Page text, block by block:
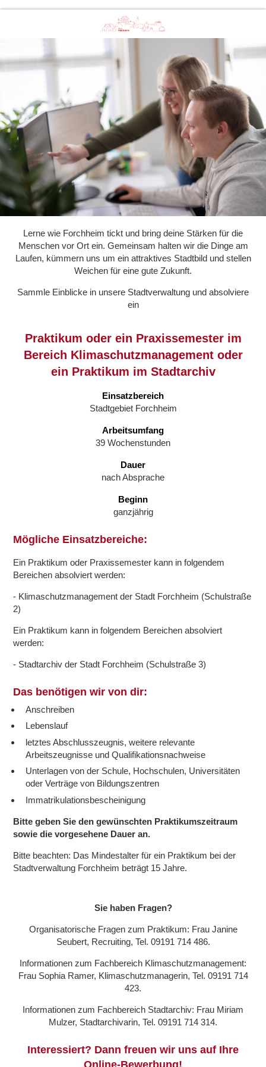
Lerne wie Forchheim tickt und bring deine Stärken für die
Menschen vor Ort ein. Gemeinsam halten wir die Dinge am
Laufen, kümmern uns um ein attraktives Stadtbild und stellen
Weichen für eine gute Zukunft.
Sammle Einblicke in unsere Stadtverwaltung und absolviere
ein
Praktikum oder ein Praxissemester im
Bereich Klimaschutzmanagement oder
ein Praktikum im Stadtarchiv
Einsatzbereich
Stadtgebiet Forchheim
Arbeitsumfang
39 Wochenstunden
Dauer
nach Absprache
Beginn
ganzjährig
Mögliche Einsatzbereiche:
Ein Praktikum oder Praxissemester kann in folgendem
Bereichen absolviert werden:
- Klimaschutzmanagement der Stadt Forchheim (Schulstraße
2)
Ein Praktikum kann in folgendem Bereichen absolviert
werden:
- Stadtarchiv der Stadt Forchheim (Schulstraße 3)
Das benötigen wir von dir:
Anschreiben
Lebenslauf
letztes Abschlusszeugnis, weitere relevante
Arbeitszeugnisse und Qualifikationsnachweise
Unterlagen von der Schule, Hochschulen, Universitäten
oder Verträge von Bildungszentren
Immatrikulationsbescheinigung
Bitte geben Sie den gewünschten Praktikumszeitraum
sowie die vorgesehene Dauer an.
Bitte beachten: Das Mindestalter für ein Praktikum bei der
Stadtverwaltung Forchheim beträgt 15 Jahre.
Sie haben Fragen?
Organisatorische Fragen zum Praktikum: Frau Janine
Seubert, Recruiting, Tel. 09191 714 486.
Informationen zum Fachbereich Klimaschutzmanagement:
Frau Sophia Ramer, Klimaschutzmanagerin, Tel. 09191 714
423.
Informationen zum Fachbereich Stadtarchiv: Frau Miriam
Mulzer, Stadtarchivarin, Tel. 09191 714 314.
Interessiert? Dann freuen wir uns auf Ihre
Online-Bewerbung!